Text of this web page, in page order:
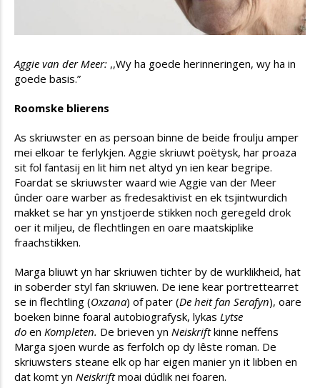
Aggie van der Meer: ,,Wy ha goede herinneringen, wy ha in
goede basis.”
Roomske blierens
As skriuwster en as persoan binne de beide froulju amper
mei elkoar te ferlykjen. Aggie skriuwt poëtysk, har proaza
sit fol fantasij en lit him net altyd yn ien kear begripe.
Foardat se skriuwster waard wie Aggie van der Meer
ûnder oare warber as fredesaktivist en ek tsjintwurdich
makket se har yn ynstjoerde stikken noch geregeld drok
oer it miljeu, de flechtlingen en oare maatskiplike
fraachstikken.
Marga bliuwt yn har skriuwen tichter by de wurklikheid, hat
in soberder styl fan skriuwen. De iene kear portrettearret
se in flechtling (Oxzana) of pater (De heit fan Serafyn), oare
boeken binne foaral autobiografysk, lykas Lytse
do en Kompleten. De brieven yn Neiskriftkinne neffens
Marga sjoen wurde as ferfolch op dy lêste roman. De
skriuwsters steane elk op har eigen manier yn it libben en
dat komt yn Neiskriftmoai dúdlik nei foaren.